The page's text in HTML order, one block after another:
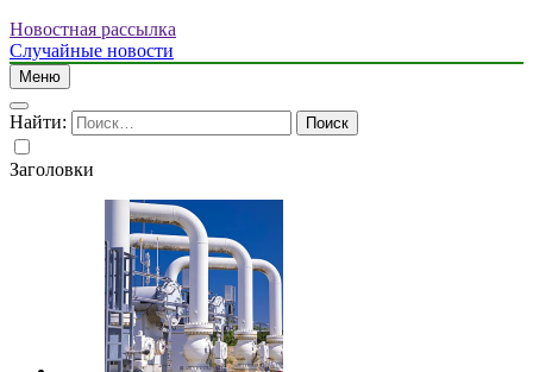
Новостная рассылка
Случайные новости
Меню
Найти:
Заголовки